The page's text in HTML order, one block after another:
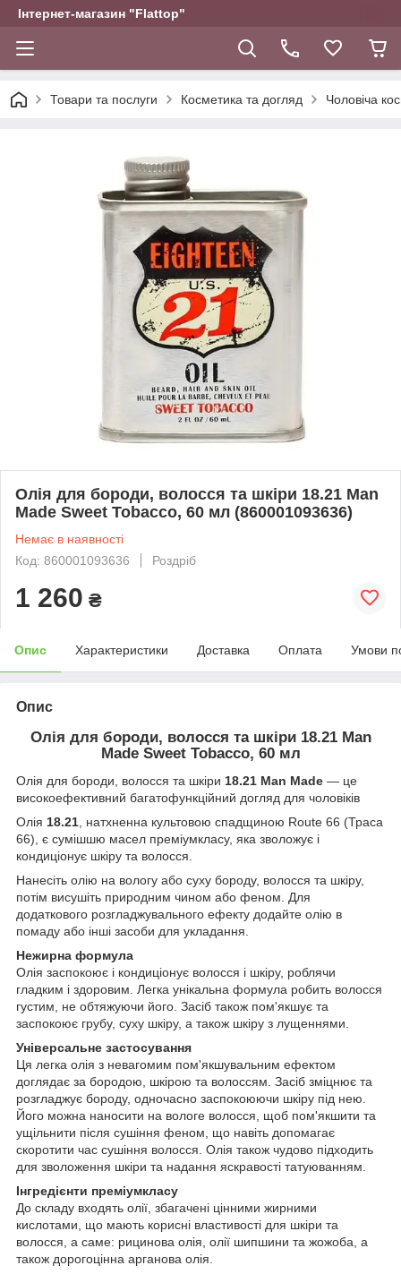
Інтернет-магазин "Flattop"
Товари та послуги Косметика та догляд Чоловіча
Олія для бороди, волосся та шкіри 18.21 Man
Made Sweet Tobacco, 60 мл (860001093636)
Немає в наявності
Код: 860001093636
Роздріб
1 260 ₴
Опис Характеристики Доставка Оплата Умови
Опис
Олія для бороди, волосся та шкіри 18.21 Man
Made Sweet Tobacco, 60 мл
Олія для бороди, волосся та шкіри 18.21 Man Made — це
високоефективний багатофункційний догляд для чоловіків
Олія 18.21 , натхненна культовою спадщиною Route 66 (Траса
66), є сумішшю масел преміумкласу, яка зволожує і
кондиціонує шкіру та волосся.
Нанесіть олію на вологу або суху бороду, волосся та шкіру,
потім висушіть природним чином або феном. Для
додаткового розгладжувального ефекту додайте олію в
помаду або інші засоби для укладання.
Нежирна формула
Олія заспокоює і кондиціонує волосся і шкіру, роблячи
гладким і здоровим. Легка унікальна формула робить волосся
густим, не обтяжуючи його. Засіб також пом'якшує та
заспокоює грубу, суху шкіру, а також шкіру з лущеннями.
Універсальне застосування
Ця легка олія з невагомим пом'якшувальним ефектом
доглядає за бородою, шкірою та волоссям. Засіб зміцнює та
розгладжує бороду, одночасно заспокоюючи шкіру під нею.
Його можна наносити на вологе волосся, щоб пом'якшити та
ущільнити після сушіння феном, що навіть допомагає
скоротити час сушіння волосся. Олія також чудово підходить
для зволоження шкіри та надання яскравості татуюванням.
Інгредієнти преміумкласу
До складу входять олії, збагачені цінними жирними
кислотами, що мають корисні властивості для шкіри та
волосся, а саме: рицинова олія, олії шипшини та жожоба, а
також дорогоцінна арганова олія.